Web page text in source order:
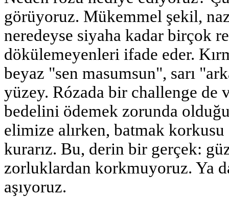
görüyoruz. Mükemmel şekil,
neredeyse siyaha kadar birçok
dökülemeyenleri ifade eder.
beyaz "sen masumsun", sarı
yüzey. Rózada bir challenge de
bedelini ödemek zorunda
elimize alırken, batmak
kurarız. Bu, derin bir gerçek:
zorluklardan korkmuyoruz. Ya
aşıyoruz.